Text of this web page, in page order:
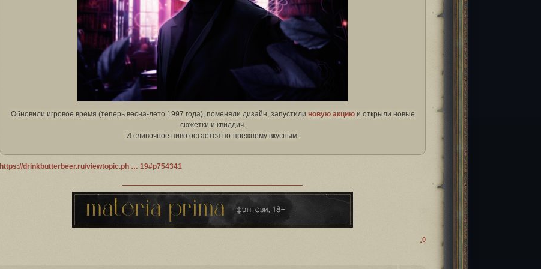
Обновили игровое время (теперь весна-лето 1997 года), поменяли дизайн, запустили новую акциюи открыли новые
сюжетки и квиддич.
И сливочное пиво остается по-прежнему вкусным.
https://drinkbutterbeer.ru/viewtopic.ph … 19#p754341
0